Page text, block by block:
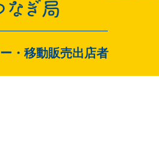
カー 一覧
・移動販売出店者